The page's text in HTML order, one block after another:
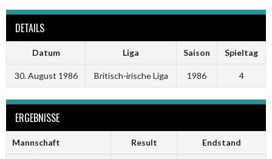
DETAILS
Datum Liga Saison Spieltag
30. August 1986 Britisch-irische Liga 1986 4
ERGEBNISSE
Mannschaft Result Endstand